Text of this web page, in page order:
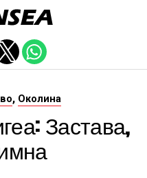
, Околина
Застава,